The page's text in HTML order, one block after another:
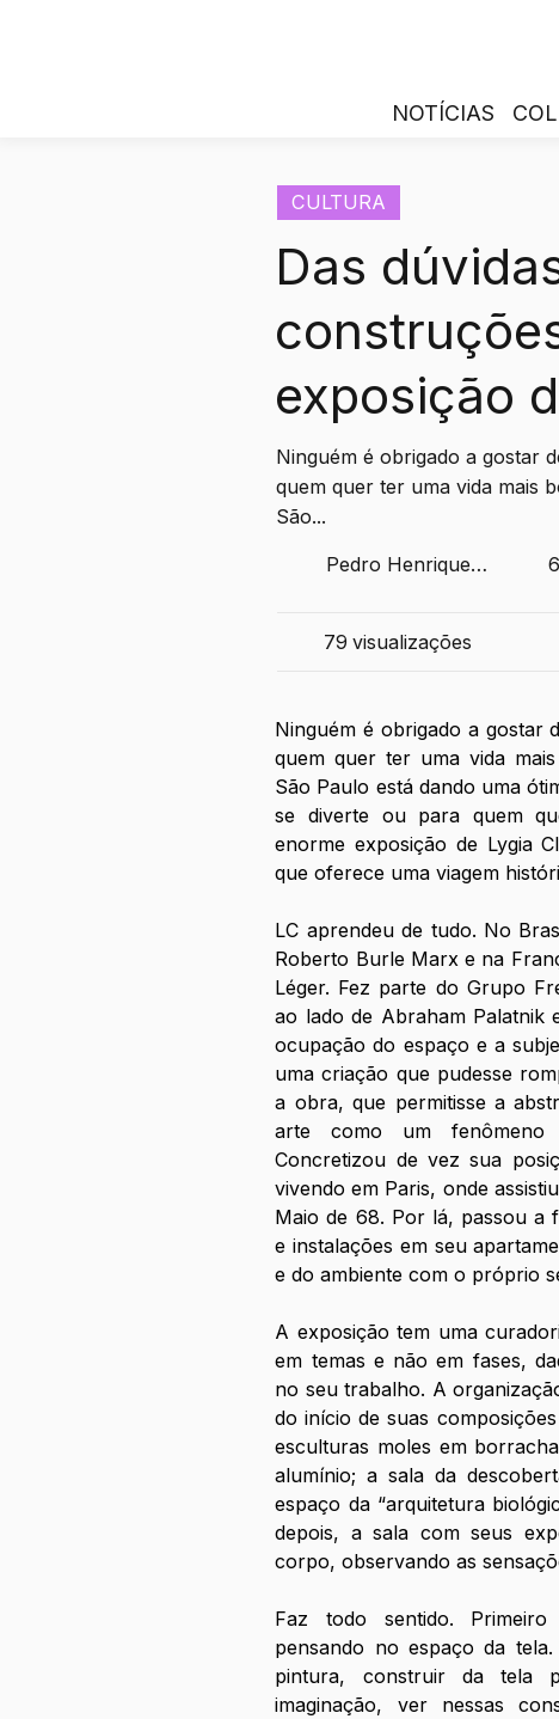
NOTÍCIAS
CULTURA
Das
exposição
Ninguém é obrigado a gostar
quem quer ter uma vida mais
São...
Pedro Henrique
79 visualizações
Ninguém é obrigado a gostar
quem quer ter uma vida
São Paulo está dando uma
se diverte ou para quem
enorme exposição de Lygia
que oferece uma viagem
LC aprendeu de tudo. No
Roberto Burle Marx e na
Léger. Fez parte do Grupo
ao lado de Abraham Palatnik
ocupação do espaço e a
uma criação que pudesse
a obra, que permitisse a
arte como um fenômeno
Concretizou de vez sua
vivendo em Paris, onde
Maio de 68. Por lá, passou a
e instalações em seu
e do ambiente com o próprio
A exposição tem uma
em temas e não em fases,
no seu trabalho. A
do início de suas
esculturas moles em
alumínio; a sala da
espaço da “arquitetura
depois, a sala com seus
corpo, observando as
Faz todo sentido.
pensando no espaço da
pintura, construir da tela
imaginação, ver nessas